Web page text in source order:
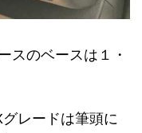
スのベースは１・
レードは筆頭に